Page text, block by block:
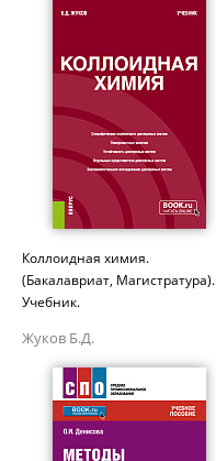
Коллоидная химия.
(Бакалавриат, Магистратура).
Учебник.
Жуков Б.Д.